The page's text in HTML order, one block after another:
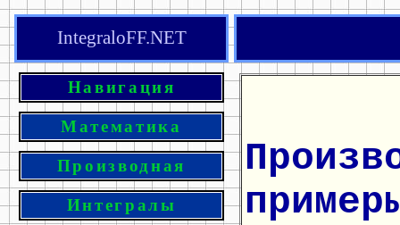
IntegraloFF.NET
Навигация
Математика
Производная
Интегралы